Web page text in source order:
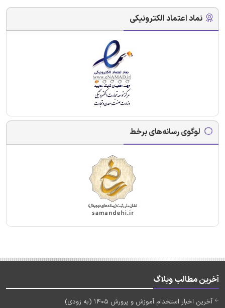
نماد اعتماد الکترونیکی
لوگوی رسانه‌های برخط
آخرین مطالب وبلاگ
آخرین اخبار استخدام آموزش و پرورش 1405 (به زودی)